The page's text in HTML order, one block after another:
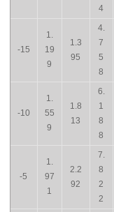
4
-15
1.
19
9
1.3
95
4.
7
5
8
-10
1.
55
9
1.8
13
6.
1
8
8
-5
1.
97
1
2.2
92
7.
8
2
2